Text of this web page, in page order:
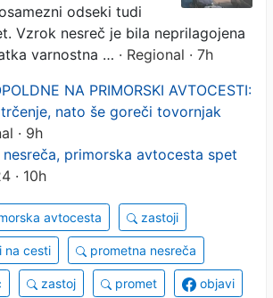
odseki tudi
Vzrok nesreč je bila neprilagojena
varnostna … · Regional · 7h
NA PRIMORSKI AVTOCESTI:
nato še goreči tovornjak
· 9h
primorska avtocesta spet
· 10h
avtocesta zastoji
na cesti prometna nesreča
zastoj promet objavi